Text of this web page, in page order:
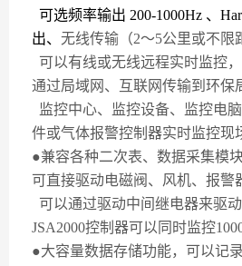
可选频率输出 200-1000Hz 、
出、 无线传输（2～5公里或不限
可以有线或无线远程实时监控
通过局域网、互联网传输到环保
监控中心、监控设备、监控电
件或气体报警控制器实时监控现
●兼容各种二次表、数据采集模块
可直接驱动电磁阀、风机、报警
可以通过驱动中间继电器来驱
JSA2000控制器可以同时监控
●大容量数据存储功能，可以记